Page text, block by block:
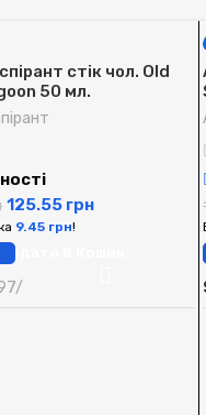
стік чол. Old
50 мл.
125.55 грн
9.45 грн!